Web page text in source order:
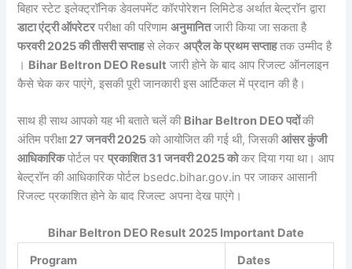
बिहार स्टेट इलेक्ट्रॉनिक डेवलपमेंट कॉरपोरेशन लिमिटेड अर्थात बेल्ट्रॉन द्वारा
डाटा एंट्री ऑपरेटरपरीक्षा की परिणामअनुमानितजारी किया जा सकता है
फरवरी 2025 की तीसरी सप्ताहसे लेकरअप्रैल के प्रथम सप्ताहतक उम्मीद है
। Bihar Beltron DEO Result जारी होने के बाद आप रिजल्ट ऑनलाइन
कैसे चेक कर पाएंगे, इसकी पूरी जानकारी इस आर्टिकल में प्रदान की है।
साथ ही साथ आपको यह भी बताते चलें की Bihar Beltron DEO पदोंकी
अंतिम परीक्षा27 जनवरी 2025 को आयोजित की गई थी, जिसकीआंसर कुंजी
आधिकारिकपोर्टल परप्रकाशित 31 जनवरी 2025 कोकर दिया गया था। आप
बेल्ट्रॉन की आधिकारिक पोर्टल bsedc.bihar.gov.in पर जाकर आसानी
रिजल्ट प्रकाशित होने के बाद रिजल्ट अपना देख पाएंगे।
Bihar Beltron DEO Result 2025 Important Date
Program
Dates